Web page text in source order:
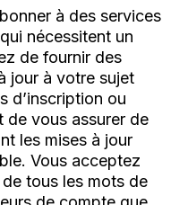
à des services
nécessitent un
de fournir des
jour à votre sujet
d’inscription ou
de vous assurer de
les mises à jour
Vous acceptez
tous les mots de